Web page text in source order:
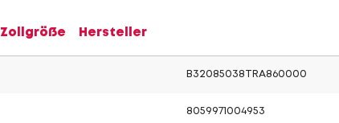
Zollgröße Hersteller
B32085038TRA860000
8059971004953